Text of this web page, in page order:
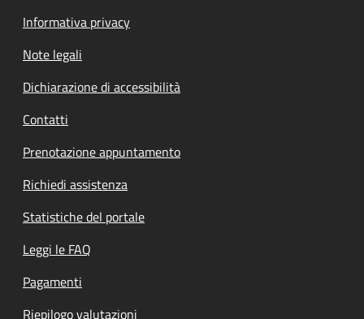
Informativa privacy
Note legali
Dichiarazione di accessibilità
Contatti
Prenotazione appuntamento
Richiedi assistenza
Statistiche del portale
Leggi le FAQ
Pagamenti
Riepilogo valutazioni